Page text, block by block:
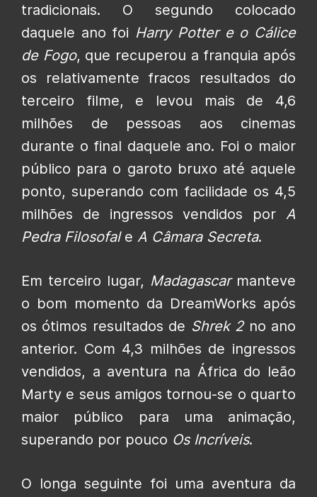
tradicionais. O segundo colocado
daquele ano foi Harry Potter e o Cálice
de Fogo, que recuperou a franquia após
os relativamente fracos resultados do
terceiro filme, e levou mais de 4,6
milhões de pessoas aos cinemas
durante o final daquele ano. Foi o maior
público para o garoto bruxo até aquele
ponto, superando com facilidade os 4,5
milhões de ingressos vendidos por A
Pedra Filosofale A Câmara Secreta.
Em terceiro lugar, Madagascarmanteve
o bom momento da DreamWorks após
os ótimos resultados de Shrek 2no ano
anterior. Com 4,3 milhões de ingressos
vendidos, a aventura na África do leão
Marty e seus amigos tornou-se o quarto
maior público para uma animação,
superando por pouco Os Incríveis.
O longa seguinte foi uma aventura da